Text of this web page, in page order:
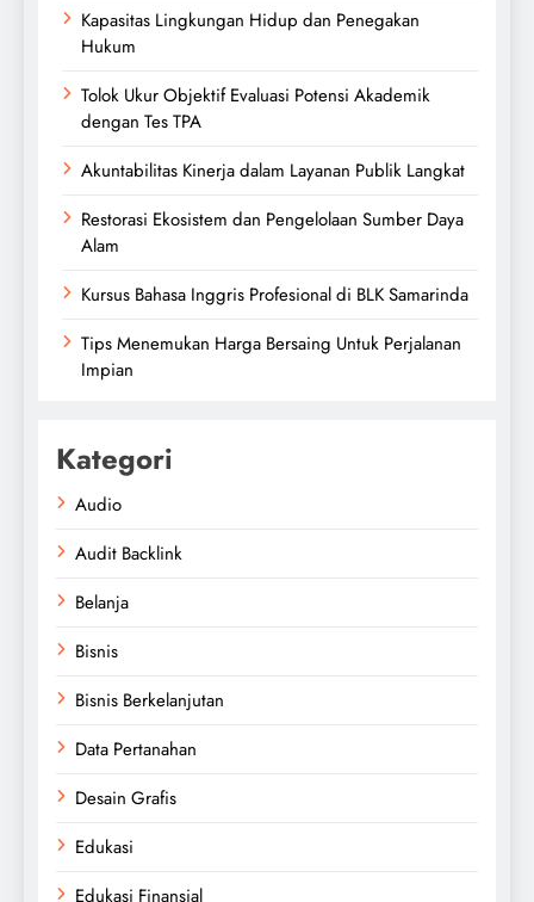
Kapasitas Lingkungan Hidup dan Penegakan
Hukum
Tolok Ukur Objektif Evaluasi Potensi Akademik
dengan Tes TPA
Akuntabilitas Kinerja dalam Layanan Publik Langkat
Restorasi Ekosistem dan Pengelolaan Sumber Daya
Alam
Kursus Bahasa Inggris Profesional di BLK Samarinda
Tips Menemukan Harga Bersaing Untuk Perjalanan
Impian
Kategori
Audio
Audit Backlink
Belanja
Bisnis
Bisnis Berkelanjutan
Data Pertanahan
Desain Grafis
Edukasi
Edukasi Finansial